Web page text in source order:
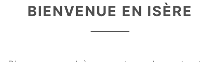
BIENVENUE EN ISÈRE